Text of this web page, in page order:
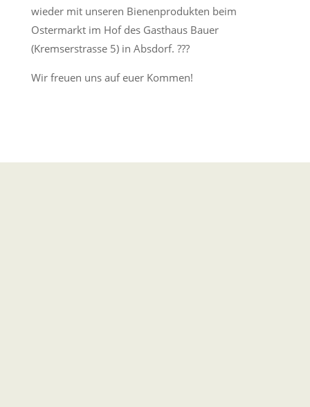
wieder mit unseren Bienenprodukten beim
Ostermarkt im Hof des Gasthaus Bauer
(Kremserstrasse 5) in Absdorf. ???
Wir freuen uns auf euer Kommen!